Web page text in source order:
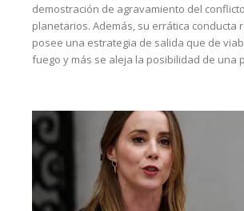
demostración de agravamiento del
planetarios. Además, su errática conducta
posee una estrategia de salida que de
fuego y más se aleja la posibilidad de una